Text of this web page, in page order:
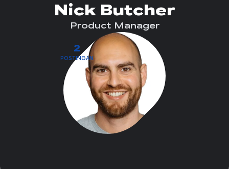
2
POSTINGAN
Nick Butcher
Product Manager